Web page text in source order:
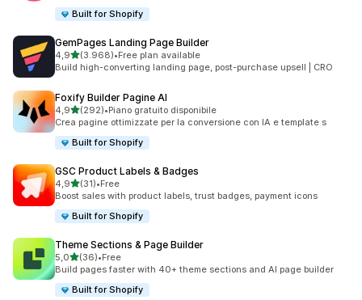
Built for Shopify
GemPages Landing Page Builder
4,9stelle su 5
(3.968)
3968 recensioni totali
•Free plan available
Build high-converting landing page, post-purchase upsell | CRO
Foxify Builder Pagine AI
4,9stelle su 5
(292)
292 recensioni totali
•Piano gratuito disponibile
Crea pagine ottimizzate per la conversione con IA e template s
Built for Shopify
GSC Product Labels & Badges
4,9stelle su 5
(31)
31 recensioni totali
•Free
Boost sales with product labels, trust badges, payment icons
Built for Shopify
Theme Sections & Page Builder
5,0stelle su 5
(36)
36 recensioni totali
•Free
Build pages faster with 40+ theme sections and AI page builder
Built for Shopify